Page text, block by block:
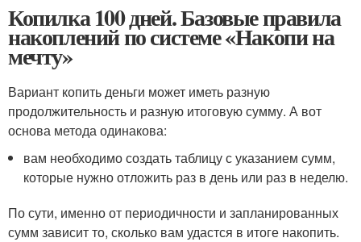
Копилка 100 дней. Базовые правила
накоплений по системе «Накопи на
мечту»
Вариант копить деньги может иметь разную
продолжительность и разную итоговую сумму. А вот
основа метода одинакова:
вам необходимо создать таблицу с указанием сумм,
которые нужно отложить раз в день или раз в неделю.
По сути, именно от периодичности и запланированных
сумм зависит то, сколько вам удастся в итоге накопить.